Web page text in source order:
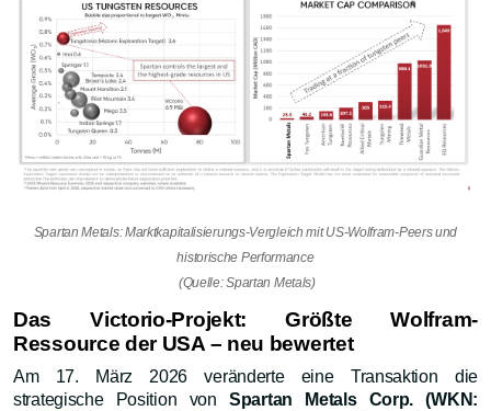
Spartan Metals: Marktkapitalisierungs-Vergleich mit US-Wolfram-Peers und
historische Performance
(Quelle: Spartan Metals)
Das Victorio-Projekt: Größte Wolfram-
Ressource der USA – neu bewertet
Am 17. März 2026 veränderte eine Transaktion die
strategische Position von Spartan Metals Corp. (WKN: